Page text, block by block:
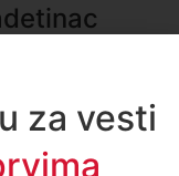
za vesti